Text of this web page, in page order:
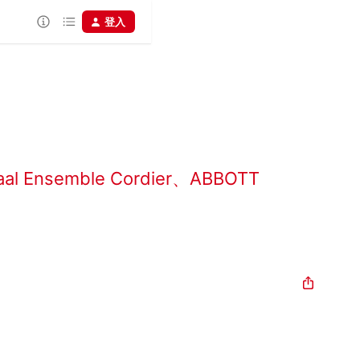
登入
Ensemble Cordier、 ABBOTT